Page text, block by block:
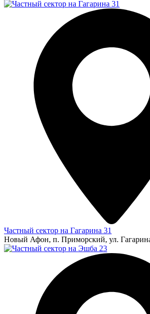
Частный сектор на Гагарина 31
Новый Афон, п. Приморский, ул.